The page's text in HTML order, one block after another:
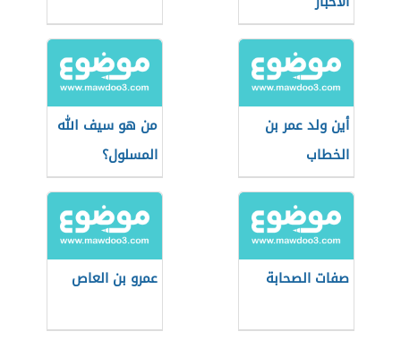
أين ولد عمر بن
الخطاب
من هو سيف الله
المسلول؟
صفات الصحابة عمرو بن العاص